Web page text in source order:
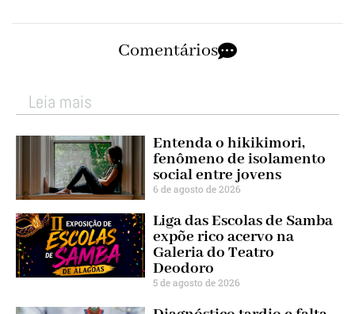
Comentários
Leia mais
Entenda o hikikimori,
fenômeno de isolamento
social entre jovens
6 de agosto de 2026
Liga das Escolas de Samba
expõe rico acervo na
Galeria do Teatro
Deodoro
5 de agosto de 2026